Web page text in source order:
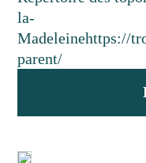
la-
Madeleinehttps://
parent/